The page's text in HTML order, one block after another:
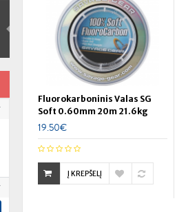
Fluorokarboninis Valas SG
Soft 0.60mm 20m 21.6kg
19.50€
Į KREPŠELĮ